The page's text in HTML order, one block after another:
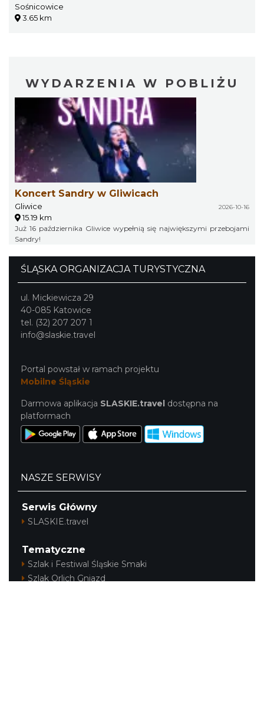
Sośnicowice
3.65 km
WYDARZENIA W POBLIŻU
Koncert Sandry w Gliwicach
Gliwice 2026-10-16
15.19 km
Już 16 października Gliwice wypełnią się największymi przebojami
Sandry!
ŚLĄSKA ORGANIZACJA TURYSTYCZNA
ul. Mickiewicza 29
40-085 Katowice
tel. (32) 207 207 1
info@slaskie.travel
Portal powstał w ramach projektu
Mobilne Śląskie
Darmowa aplikacja SLASKIE.travel dostępna na
platformach
NASZE SERWISY
Serwis Główny
SLASKIE.travel
Tematyczne
Szlak i Festiwal Śląskie Smaki
Szlak Orlich Gniazd